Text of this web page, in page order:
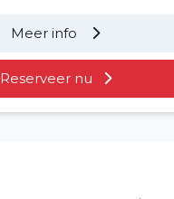
Meer info
Reserveer nu